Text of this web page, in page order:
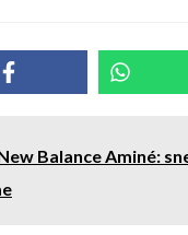
Balance Aminé: